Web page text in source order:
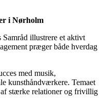
i Nørholm
illustrere et aktivt
præger både hverdag
med musik,
kunsthåndværkere. Temaet
stærke relationer og frivillig